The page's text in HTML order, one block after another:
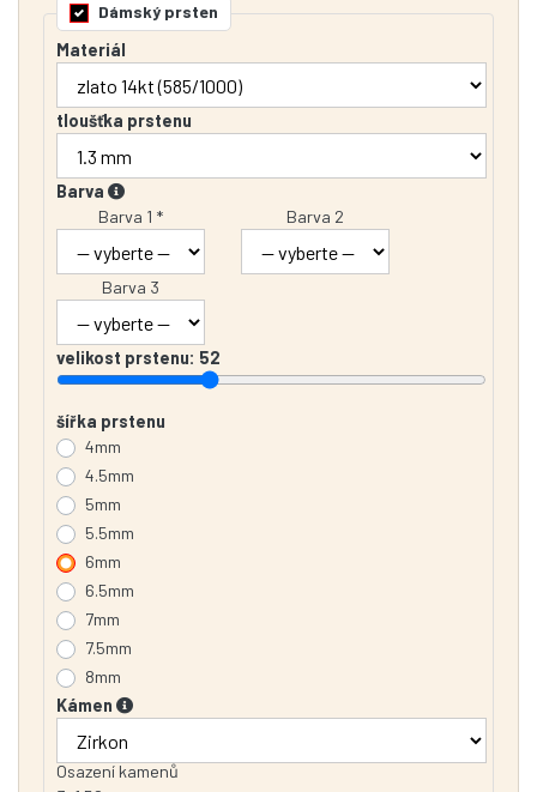
Dámský prsten
Materiál
tloušťka prstenu
Barva
Barva 1 *
Barva 2
Barva 3
velikost prstenu: 52
šířka prstenu
4mm
4.5mm
5mm
5.5mm
6mm
6.5mm
7mm
7.5mm
8mm
Kámen
Osazení kamenů